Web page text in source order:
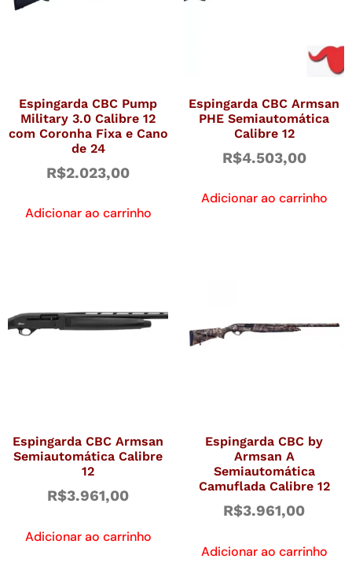
Espingarda CBC Pump
Military 3.0 Calibre 12
com Coronha Fixa e Cano
de 24
R$2.023,00
Adicionar ao carrinho
Espingarda CBC Armsan
PHE Semiautomática
Calibre 12
R$4.503,00
Adicionar ao carrinho
Espingarda CBC Armsan
Semiautomática Calibre
12
R$3.961,00
Adicionar ao carrinho
Espingarda CBC by
Armsan A
Semiautomática
Camuflada Calibre 12
R$3.961,00
Adicionar ao carrinho